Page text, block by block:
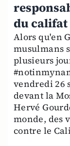
du
Alors qu'en
musulmans
plusieurs
vendredi 26
devant la
Hervé
monde, des
contre le